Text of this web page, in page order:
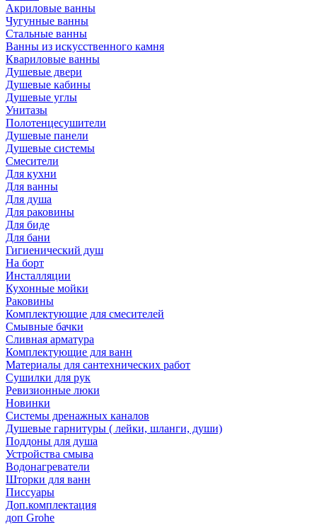
Акриловые ванны
Чугунные ванны
Стальные ванны
Ванны из искусственного камня
Квариловые ванны
Душевые двери
Душевые кабины
Душевые углы
Унитазы
Полотенцесушители
Душевые панели
Душевые системы
Смесители
Для кухни
Для ванны
Для душа
Для раковины
Для биде
Для бани
Гигиенический душ
На борт
Инсталляции
Кухонные мойки
Раковины
Комплектующие для смесителей
Смывные бачки
Сливная арматура
Комплектующие для ванн
Материалы для сантехнических работ
Сушилки для рук
Ревизионные люки
Новинки
Системы дренажных каналов
Душевые гарнитуры ( лейки, шланги, души)
Поддоны для душа
Устройства смыва
Водонагреватели
Шторки для ванн
Писсуары
Доп.комплектация
доп Grohe